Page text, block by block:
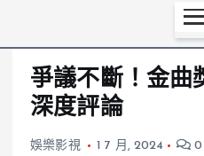
爭議不斷！金曲
深度評論
娛樂影視 1 7 月, 2024 0